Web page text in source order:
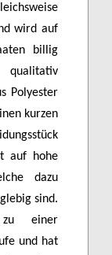
wird auf
billig
Polyester
kurzen
auf hohe
dazu
sind.
zu einer
und hat